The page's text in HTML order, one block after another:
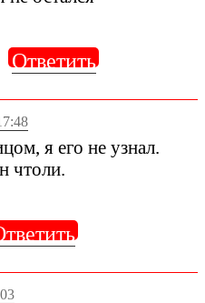
Ответить
я его не узнал.
чтоли.